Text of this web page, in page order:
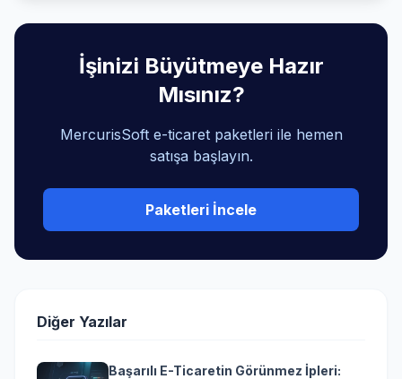
İşinizi Büyütmeye Hazır
Mısınız?
MercurisSoft e-ticaret paketleri ile hemen
satışa başlayın.
Paketleri İncele
Diğer Yazılar
Başarılı E-Ticaretin Görünmez İpleri: